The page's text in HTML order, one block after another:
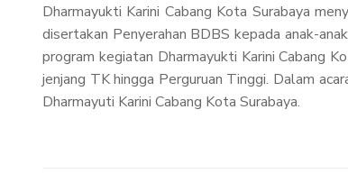
Dharmayukti Karini Cabang Kota Surabaya
disertakan Penyerahan BDBS kepada anak-
program kegiatan Dharmayukti Karini Cabang
jenjang TK hingga Perguruan Tinggi. Dalam
Dharmayuti Karini Cabang Kota Surabaya.